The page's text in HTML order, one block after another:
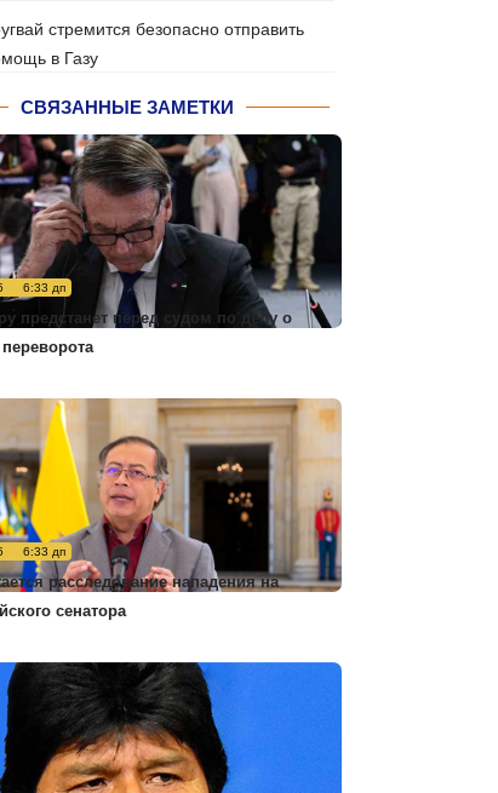
стремится безопасно отправить
в Газу
СВЯЗАННЫЕ ЗАМЕТКИ
6:33 дп
предстанет перед судом по делу о
6:33 дп
расследование нападения на
сенатора